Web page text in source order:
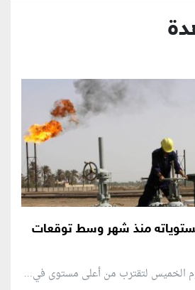
منذ شهر وسط توقعات
الخميس لتقترب من أعلى مستوى في...